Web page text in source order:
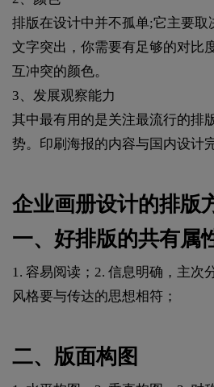
排版在设计中并不孤单;它主要取
文字突出，你需要有足够的对比
互冲突的颜色。
3、发展观察能力
其中最有用的是关注最流行的排
势。印刷海报的内容与国内设计
企业画册设计的排版
一、好排版的共有属
1. 容易阅读；2. 信息明确，主次
风格要与传达的思想相符；
二、版面构图